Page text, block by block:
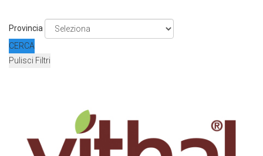
Provincia
CERCA
Pulisci Filtri